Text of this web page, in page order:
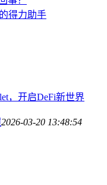
得力助手
，开启DeFi新世界
2026-03-20 13:48:54